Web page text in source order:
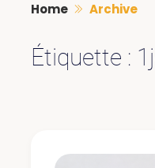
Home Archive
Étiquette :